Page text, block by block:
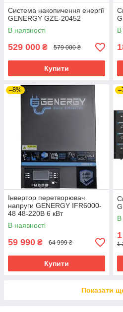
Система накопичення енергії
GENERGY GZE-20452
В наявності
529 000 ₴ 579 000 ₴
Купити
В
–8%
Інвертор перетворювач
напруги GENERGY IFR6000-
48 48-220В 6 кВт
В наявності
59 990 ₴ 64 999 ₴
Купити
В
1
Показати